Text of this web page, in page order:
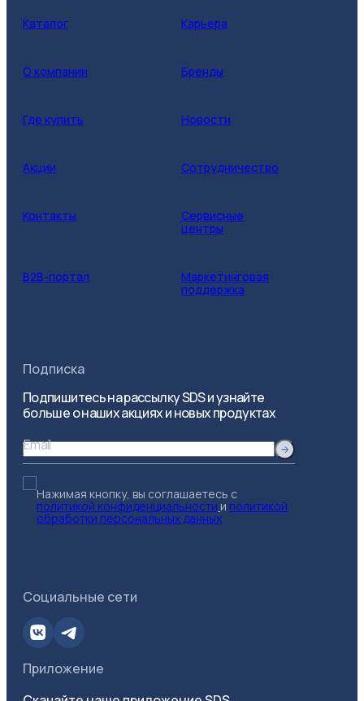
Каталог Карьера
О компании Бренды
Где купить Новости
Акции Сотрудничество
Контакты
Сервисные
центры
B2B-портал
Маркетинговая
поддержка
Подписка
Подпишитесь на рассылку SDS и узнайте
больше о наших акциях и новых продуктах
Email
Нажимая кнопку, вы соглашаетесь с
политикой конфиденциальности и политикой
обработки персональных данных
Социальные сети
Приложение